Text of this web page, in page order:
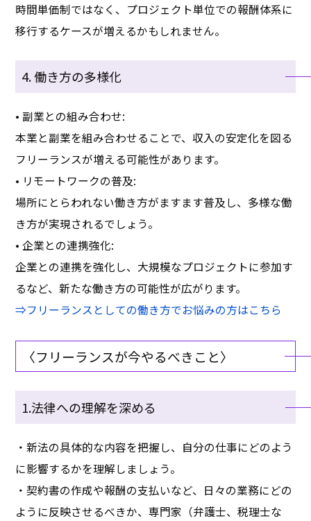
時間単価制ではなく、プロジェクト単位での報酬体系に
移行するケースが増えるかもしれません。
4. 働き方の多様化
• 副業との組み合わせ:
本業と副業を組み合わせることで、収入の安定化を図る
フリーランスが増える可能性があります。
• リモートワークの普及:
場所にとらわれない働き方がますます普及し、多様な働
き方が実現されるでしょう。
• 企業との連携強化:
企業との連携を強化し、大規模なプロジェクトに参加す
るなど、新たな働き方の可能性が広がります。
⇒フリーランスとしての働き方でお悩みの方はこちら
〈フリーランスが今やるべきこと〉
1.法律への理解を深める
・新法の具体的な内容を把握し、自分の仕事にどのよう
に影響するかを理解しましょう。
・契約書の作成や報酬の支払いなど、日々の業務にどの
ように反映させるべきか、専門家（弁護士、税理士な